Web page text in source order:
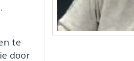
te
door